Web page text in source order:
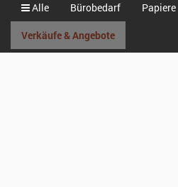
Alle Bürobedarf Papiere
Verkäufe & Angebote